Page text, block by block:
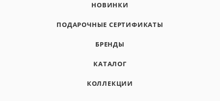
НОВИНКИ
ПОДАРОЧНЫЕ СЕРТИФИКАТЫ
БРЕНДЫ
КАТАЛОГ
КОЛЛЕКЦИИ